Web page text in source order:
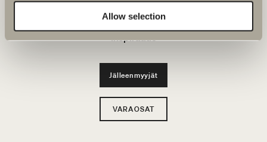
Allow selection
Jälleenmyyjät
VARAOSAT